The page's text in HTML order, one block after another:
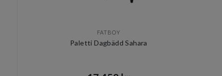
FATBOY
Paletti Dagbädd Sahara